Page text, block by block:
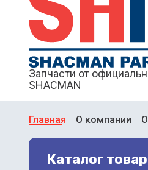
Запчасти от
SHACMAN
Главная О компании
Каталог